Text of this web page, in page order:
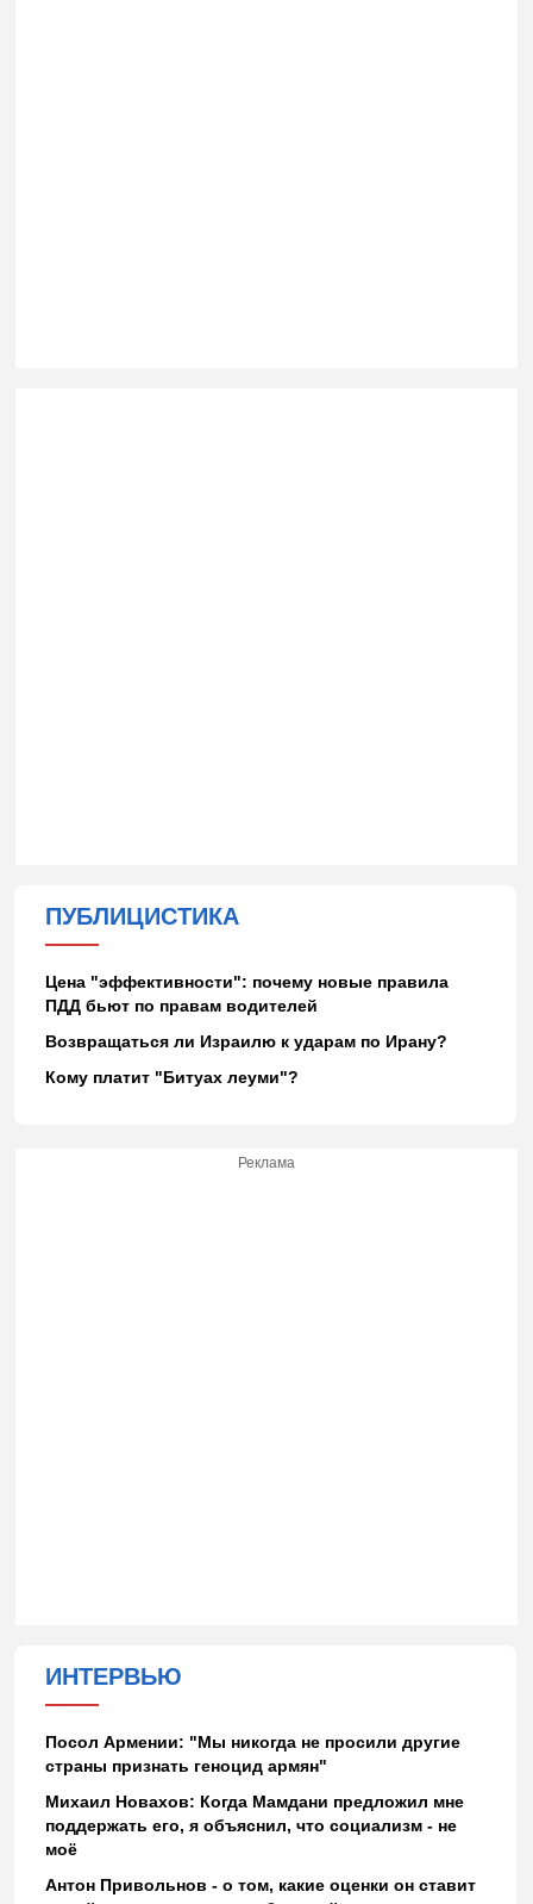
ПУБЛИЦИСТИКА
Цена "эффективности": почему новые правила
ПДД бьют по правам водителей
Возвращаться ли Израилю к ударам по Ирану?
Кому платит "Битуах леуми"?
Реклама
ИНТЕРВЬЮ
Посол Армении: "Мы никогда не просили другие
страны признать геноцид армян"
Михаил Новахов: Когда Мамдани предложил мне
поддержать его, я объяснил, что социализм - не
моё
Антон Привольнов - о том, какие оценки он ставит